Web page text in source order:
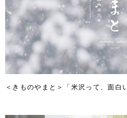
＜きものやまと＞「米沢って、面白